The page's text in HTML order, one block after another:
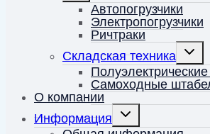
меню Автопогрузчики
Электропогрузчики
Ричтраки
Складская техника
меню
Самоходные
О компании
Информация
Переключить
меню